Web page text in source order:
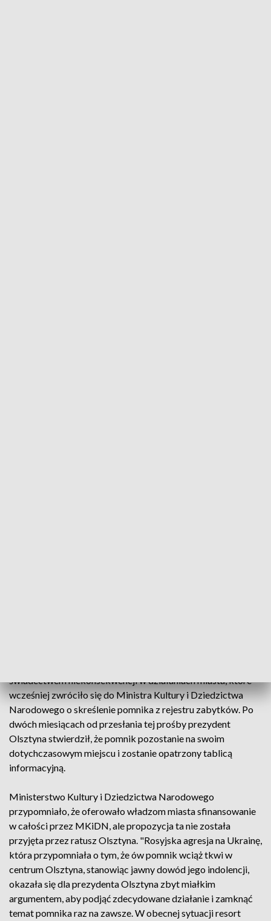
świadectwem niekonsekwencji w działaniach miasta, które
wcześniej zwróciło się do Ministra Kultury i Dziedzictwa
Narodowego o skreślenie pomnika z rejestru zabytków. Po
dwóch miesiącach od przesłania tej prośby prezydent
Olsztyna stwierdził, że pomnik pozostanie na swoim
dotychczasowym miejscu i zostanie opatrzony tablicą
informacyjną.
Ministerstwo Kultury i Dziedzictwa Narodowego
przypomniało, że oferowało władzom miasta sfinansowanie
w całości przez MKiDN, ale propozycja ta nie została
przyjęta przez ratusz Olsztyna. "Rosyjska agresja na Ukrainę,
która przypomniała o tym, że ów pomnik wciąż tkwi w
centrum Olsztyna, stanowiąc jawny dowód jego indolencji,
okazała się dla prezydenta Olsztyna zbyt miałkim
argumentem, aby podjąć zdecydowane działanie i zamknąć
temat pomnika raz na zawsze. W obecnej sytuacji resort